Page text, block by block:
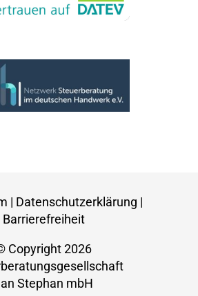
| Datenschutzerklärung |
Barrierefreiheit
Copyright 2026
Stephan mbH